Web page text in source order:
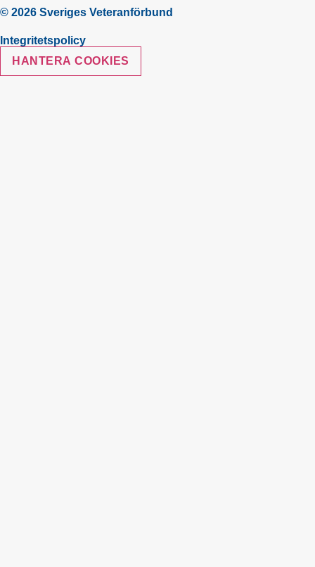
© 2026 Sveriges Veteranförbund
Integritetspolicy
HANTERA COOKIES